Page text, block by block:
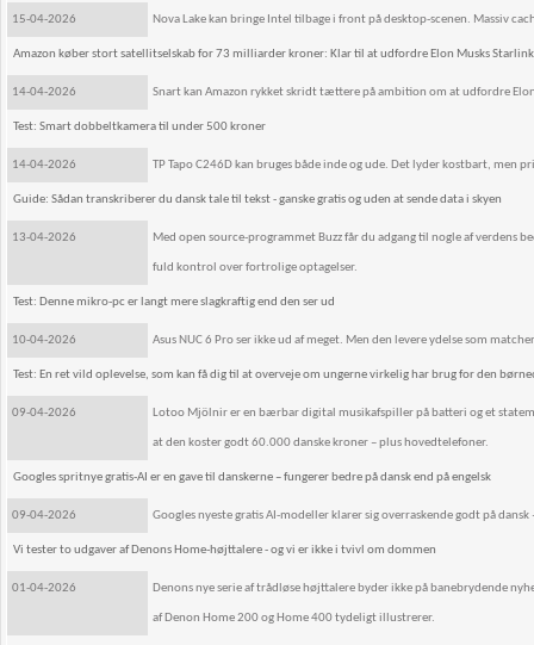
15-04-2026 Nova Lake kan bringe Intel tilbage i front på desktop-scenen. Massiv
Amazon køber stort satellitselskab for 73 milliarder kroner: Klar til at udfordre Elon Musks Starlink
14-04-2026 Snart kan Amazon rykket skridt tættere på ambition om at udfordre
Test: Smart dobbeltkamera til under 500 kroner
14-04-2026 TP Tapo C246D kan bruges både inde og ude. Det lyder kostbart,
Guide: Sådan transkriberer du dansk tale til tekst - ganske gratis og uden at sende data i skyen
13-04-2026 Med open source-programmet Buzz får du adgang til nogle af verdens
fuld kontrol over fortrolige optagelser.
Test: Denne mikro-pc er langt mere slagkraftig end den ser ud
10-04-2026 Asus NUC 6 Pro ser ikke ud af meget. Men den levere ydelse som
Test: En ret vild oplevelse, som kan få dig til at overveje om ungerne virkelig har brug for den
09-04-2026 Lotoo Mjölnir er en bærbar digital musikafspiller på batteri og et
at den koster godt 60.000 danske kroner – plus hovedtelefoner.
Googles spritnye gratis-AI er en gave til danskerne – fungerer bedre på dansk end på engelsk
09-04-2026 Googles nyeste gratis AI-modeller klarer sig overraskende godt på
Vi tester to udgaver af Denons Home-højttalere - og vi er ikke i tvivl om dommen
01-04-2026 Denons nye serie af trådløse højttalere byder ikke på banebrydende
af Denon Home 200 og Home 400 tydeligt illustrerer.